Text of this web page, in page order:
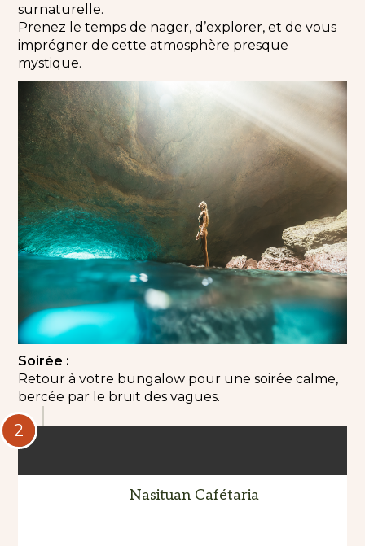
surnaturelle.
Prenez le temps de nager, d’explorer, et de vous
imprégner de cette atmosphère presque
mystique.
Soirée :
Retour à votre bungalow pour une soirée calme,
bercée par le bruit des vagues.
2
Nasituan Cafétaria